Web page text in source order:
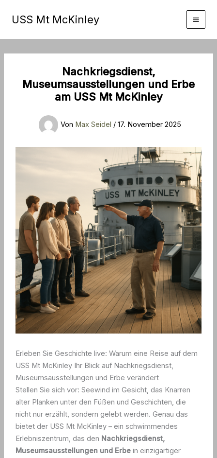
InhaltUSS Mt McKinley
Nachkriegsdienst,
Museumsausstellungen und Erbe
am USS Mt McKinley
Von Max Seidel / 17. November 2025
Erleben Sie Geschichte live: Warum eine Reise auf dem
USS Mt McKinley Ihr Blick auf Nachkriegsdienst,
Museumsausstellungen und Erbe verändert
Stellen Sie sich vor: Seewind im Gesicht, das Knarren
alter Planken unter den Füßen und Geschichten, die
nicht nur erzählt, sondern gelebt werden. Genau das
bietet der USS Mt McKinley – ein schwimmendes
Erlebniszentrum, das den Nachkriegsdienst,
Museumsausstellungen und Erbein einzigartiger